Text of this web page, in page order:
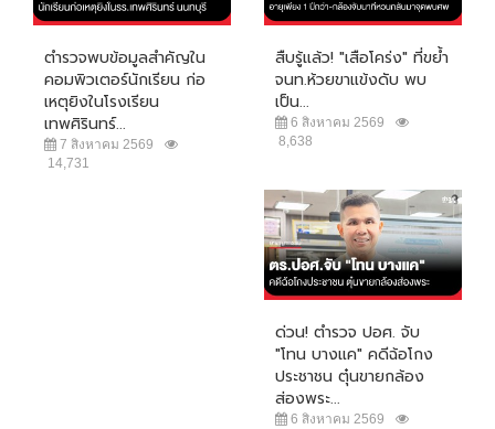
ตำรวจพบข้อมูลสำคัญใน
คอมพิวเตอร์นักเรียน ก่อ
เหตุยิงในโรงเรียน
เทพศิรินทร์...
7 สิงหาคม 2569
14,731
สืบรู้แล้ว! "เสือโคร่ง" ที่ขย้ำ
จนท.ห้วยขาแข้งดับ พบ
เป็น...
6 สิงหาคม 2569
8,638
ด่วน! ตำรวจ ปอศ. จับ
"โทน บางแค" คดีฉ้อโกง
ประชาชน ตุ๋นขายกล้อง
ส่องพระ...
6 สิงหาคม 2569